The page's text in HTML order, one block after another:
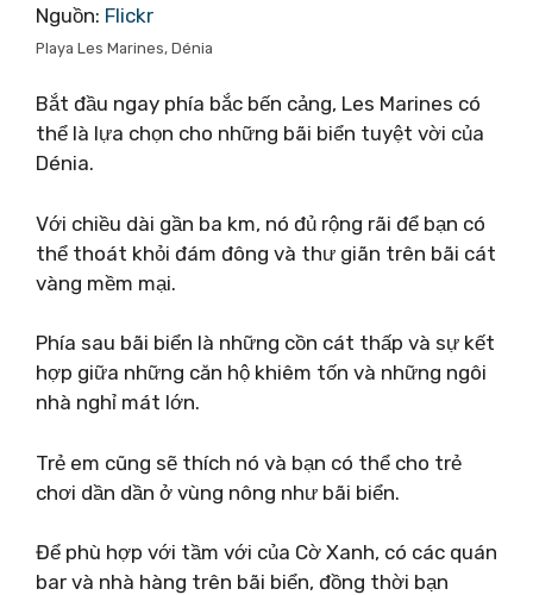
Nguồn: Flickr
Playa Les Marines, Dénia
Bắt đầu ngay phía bắc bến cảng, Les Marines có
thể là lựa chọn cho những bãi biển tuyệt vời của
Dénia.
Với chiều dài gần ba km, nó đủ rộng rãi để bạn có
thể thoát khỏi đám đông và thư giãn trên bãi cát
vàng mềm mại.
Phía sau bãi biển là những cồn cát thấp và sự kết
hợp giữa những căn hộ khiêm tốn và những ngôi
nhà nghỉ mát lớn.
Trẻ em cũng sẽ thích nó và bạn có thể cho trẻ
chơi dần dần ở vùng nông như bãi biển.
Để phù hợp với tầm với của Cờ Xanh, có các quán
bar và nhà hàng trên bãi biển, đồng thời bạn